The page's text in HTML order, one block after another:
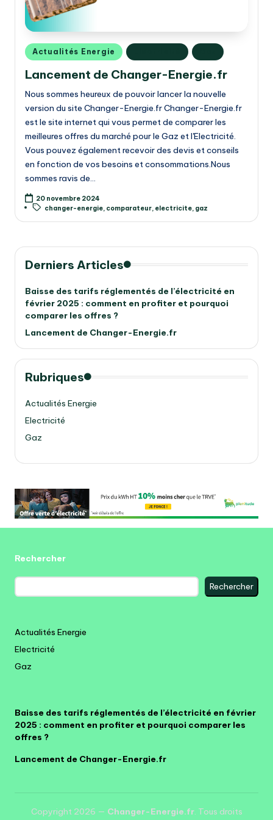
g
e
.f
r
Posted
in
Actualités Energie
Lancement de Changer-Energie.fr
Nous sommes heureux de pouvoir lancer la nouvelle
version du site Changer-Energie.fr Changer-Energie.fr
est le site internet qui vous permet de comparer les
meilleures offres du marché pour le Gaz et l'Electricité.
Vous pouvez également recevoir des devis et conseils
en fonction de vos besoins et consommations.Nous
sommes ravis de…
20 novembre 2024
Tags:
changer-energie comparateur electricite gaz
Derniers Articles
Baisse des tarifs réglementés de l’électricité en
février 2025 : comment en profiter et pourquoi
comparer les offres ?
Lancement de Changer-Energie.fr
Rubriques
Actualités Energie
Electricité
Gaz
Rechercher
Rechercher
Actualités Energie
Electricité
Gaz
Baisse des tarifs réglementés de l’électricité en février
2025 : comment en profiter et pourquoi comparer les
offres ?
Lancement de Changer-Energie.fr
Copyright 2026 — Changer-Energie.fr. Tous droits